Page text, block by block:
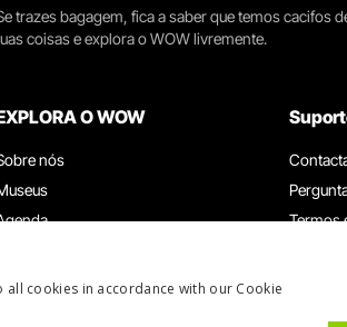
trazes bagagem, fica a saber que temos cacifos
coisas e explora o WOW livremente.
O WOW
nós
Restaurantes
Termos
cookies in accordance with our Cookie